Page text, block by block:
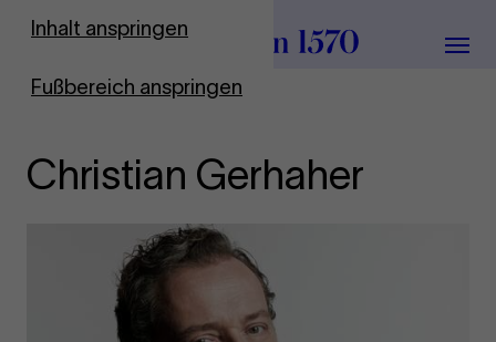
Inhalt anspringen
Fußbereich anspringen
Zur Startseite
Menü
Christian Gerhaher